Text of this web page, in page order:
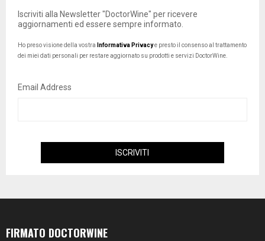
Iscriviti alla Newsletter "DoctorWine" per ricevere
aggiornamenti ed essere sempre informato.
Ho preso visione della vostra Informativa Privacye presto il consenso al trattamento
dei miei dati personali per restare aggiornato su prodotti e servizi DoctorWine.
Email Address
FIRMATO DOCTORWINE